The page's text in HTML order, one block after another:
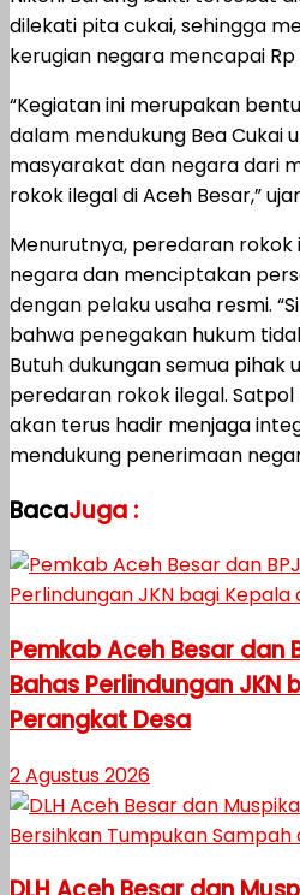
dilekati pita cukai, sehingga
kerugian negara mencapai Rp
“Kegiatan ini merupakan
dalam mendukung Bea Cukai
masyarakat dan negara dari
rokok ilegal di Aceh Besar,”
Menurutnya, peredaran
negara dan menciptakan
dengan pelaku usaha resmi.
bahwa penegakan hukum
Butuh dukungan semua pihak
peredaran rokok ilegal. Satpol
akan terus hadir menjaga
mendukung penerimaan
BacaJuga :
Pemkab Aceh Besar dan
Bahas Perlindungan JKN
Perangkat Desa
2 Agustus 2026